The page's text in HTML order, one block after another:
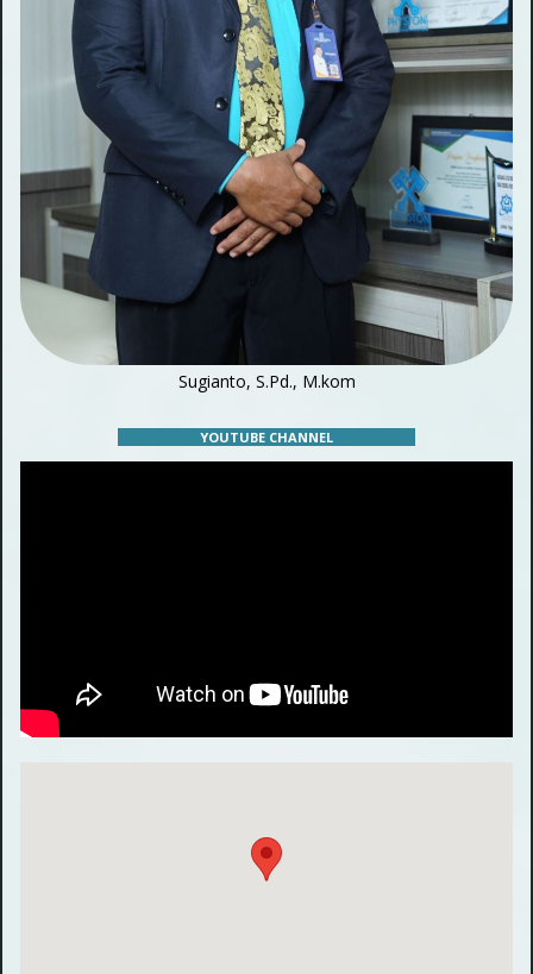
Sugianto, S.Pd., M.kom
YOUTUBE CHANNEL